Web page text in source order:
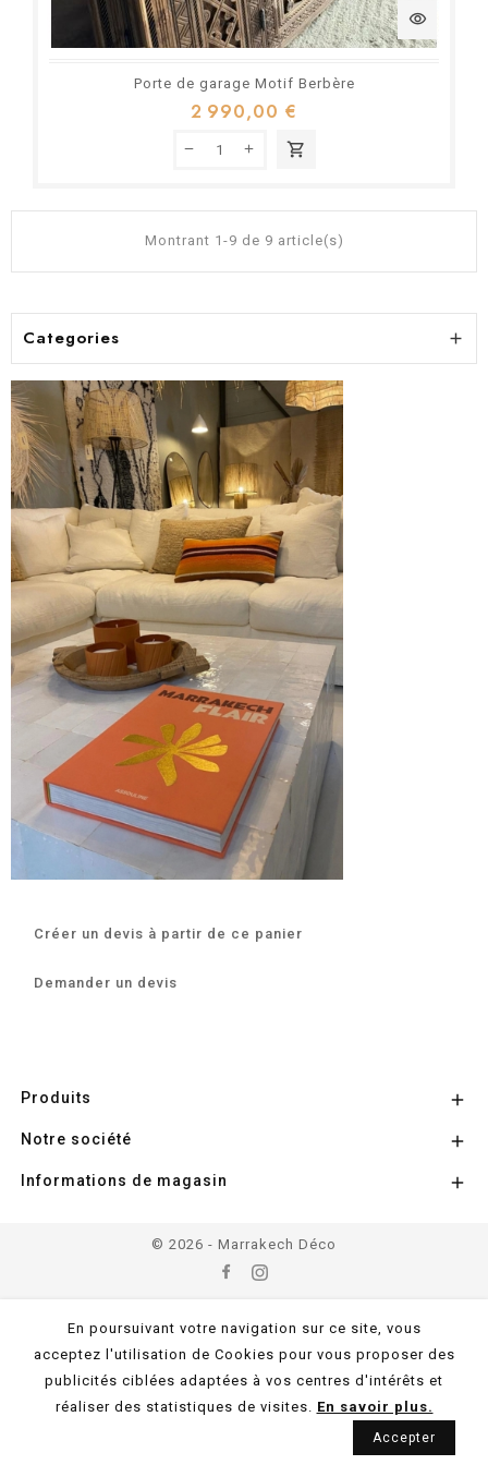
visibility
Porte de garage Motif Berbère
2 990,00 €
shopping_cart
Montrant 1-9 de 9 article(s)
Categories 
Créer un devis à partir de ce panier
Demander un devis
Produits 
Notre société 
Informations de magasin 
© 2026 - Marrakech Déco
En poursuivant votre navigation sur ce site, vous
acceptez l'utilisation de Cookies pour vous proposer des
publicités ciblées adaptées à vos centres d'intérêts et
réaliser des statistiques de visites. En savoir plus.
Accepter